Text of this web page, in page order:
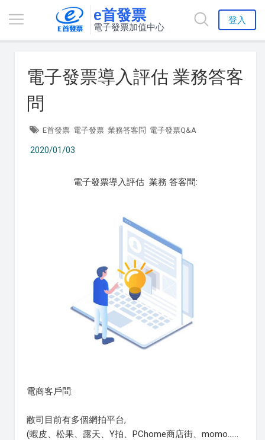
e首發票
電子發票加值中心
登入
電子發票導入評估 業務答客
問
E首發票 電子發票 業務答客問 電子發票Q&A
2020/01/03
電子發票導入評估 業務 答客問:
電商客戶問:
敝司目前有多個網拍平台,
(蝦皮、松果、露天、Y拍、PChome商店街、momo......